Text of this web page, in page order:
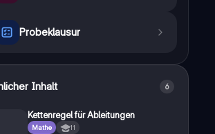
Probeklausur
Inhalt 6
Kettenregel für Ableitungen
Mathe 11